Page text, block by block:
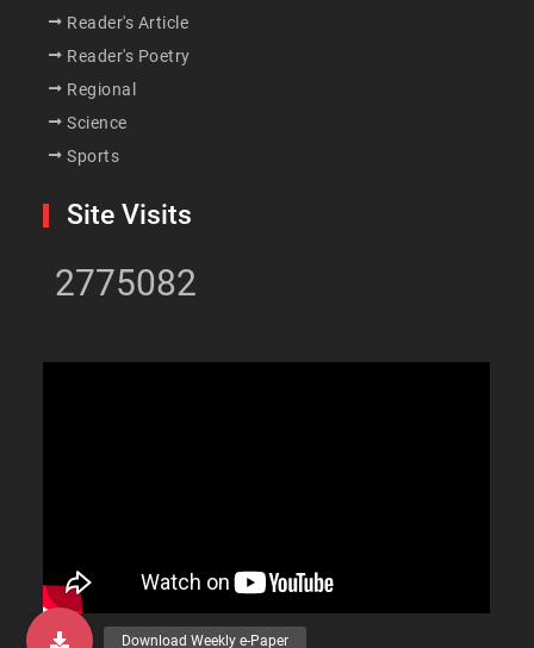
Reader's Article
Reader's Poetry
Regional
Science
Sports
Site Visits
2775082